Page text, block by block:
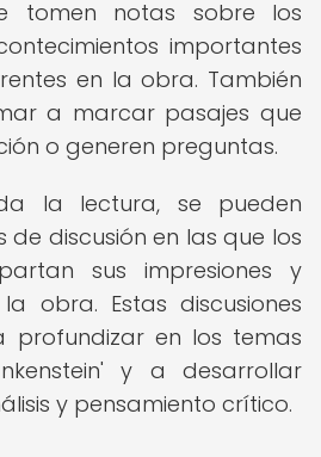
tomen notas sobre los
importantes
en la obra. También
a marcar pasajes que
o generen preguntas.
la lectura, se pueden
de discusión en las que los
sus impresiones y
obra. Estas discusiones
profundizar en los temas
y a desarrollar
y pensamiento crítico.